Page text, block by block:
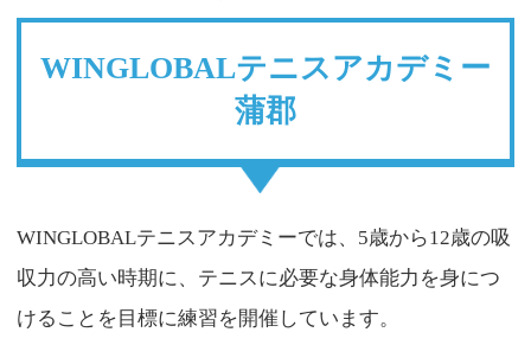
WINGLOBALテニスアカデミー
蒲郡
WINGLOBALテニスアカデミーでは、5歳から12歳の吸
収力の高い時期に、テニスに必要な身体能力を身につ
けることを目標に練習を開催しています。